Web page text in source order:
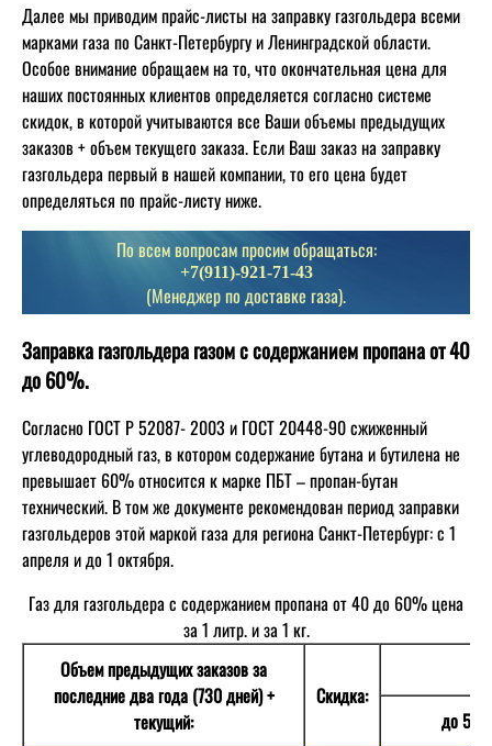
Далее мы приводим прайс-листы на заправку газгольдера всеми
марками газа по Санкт-Петербургу и Ленинградской области.
Особое внимание обращаем на то, что окончательная цена для
наших постоянных клиентов определяется согласно системе
скидок, в которой учитываются все Ваши объемы предыдущих
заказов + объем текущего заказа. Если Ваш заказ на заправку
газгольдера первый в нашей компании, то его цена будет
определяться по прайс-листу ниже.
По всем вопросам просим обращаться:
+7(911)-921-71-43
(Менеджер по доставке газа).
Заправка газгольдера газом с содержанием пропана от 40
до 60%.
Согласно ГОСТ Р 52087- 2003 и ГОСТ 20448-90 сжиженный
углеводородный газ, в котором содержание бутана и бутилена не
превышает 60% относится к марке ПБТ – пропан-бутан
технический. В том же документе рекомендован период заправки
газгольдеров этой маркой газа для региона Санкт-Петербург: с 1
апреля и до 1 октября.
Газ для газгольдера с содержанием пропана от 40 до 60% цена
за 1 литр. и за 1 кг.
Объем предыдущих заказов за
последние два года (730 дней) +
текущий:
Скидка:
до 50